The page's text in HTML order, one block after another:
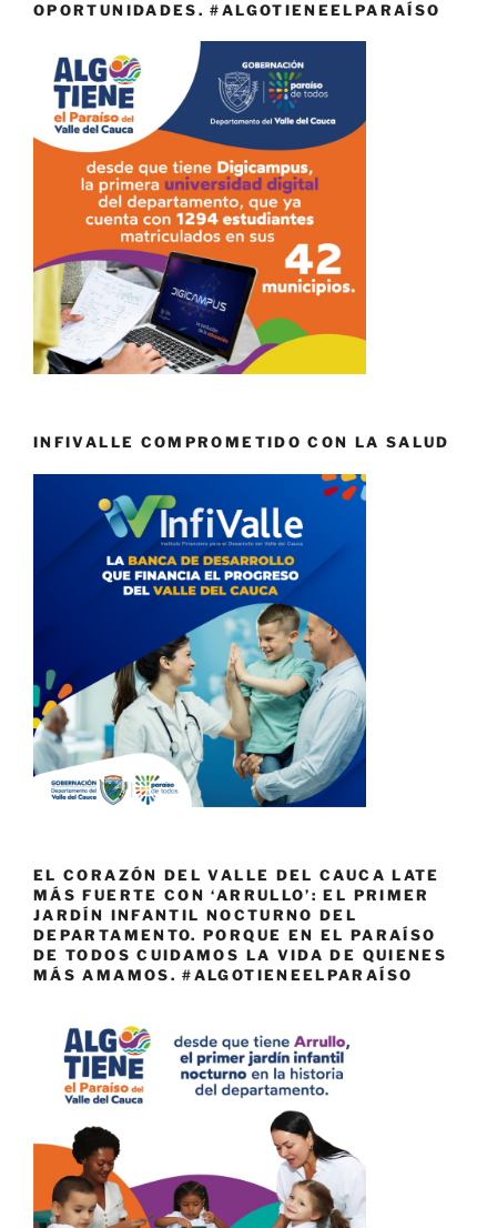
OPORTUNIDADES. #ALGOTIENEELPARAÍSO
INFIVALLE COMPROMETIDO CON LA SALUD
EL CORAZÓN DEL VALLE DEL CAUCA LATE
MÁS FUERTE CON ‘ARRULLO’: EL PRIMER
JARDÍN INFANTIL NOCTURNO DEL
DEPARTAMENTO. PORQUE EN EL PARAÍSO
DE TODOS CUIDAMOS LA VIDA DE QUIENES
MÁS AMAMOS. #ALGOTIENEELPARAÍSO